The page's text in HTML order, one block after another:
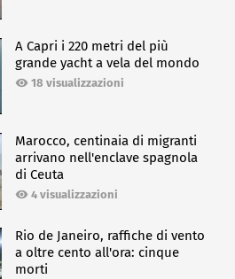
A Capri i 220 metri del più
grande yacht a vela del mondo
18 visualizzazioni
Marocco, centinaia di migranti
arrivano nell'enclave spagnola
di Ceuta
4 visualizzazioni
Rio de Janeiro, raffiche di vento
a oltre cento all'ora: cinque
morti